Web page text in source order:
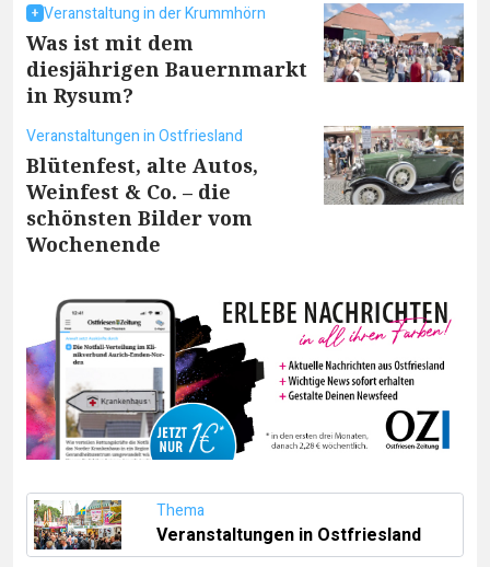
Veranstaltung in der Krummhörn
Was ist mit dem
diesjährigen Bauernmarkt
in Rysum?
Veranstaltungen in Ostfriesland
Blütenfest, alte Autos,
Weinfest & Co. – die
schönsten Bilder vom
Wochenende
Thema
Veranstaltungen in Ostfriesland